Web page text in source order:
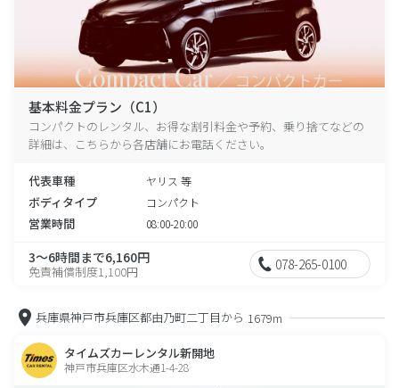
基本料金プラン（C1）
コンパクトのレンタル、お得な割引料金や予約、乗り捨てなどの
詳細は、こちらから各店舗にお電話ください。
代表車種 ヤリス 等
ボディタイプ コンパクト
営業時間 08:00-20:00
3～6時間まで6,160円
免責補償制度1,100円 078-265-0100
兵庫県神戸市兵庫区都由乃町二丁目から 1679m
タイムズカーレンタル新開地
神戸市兵庫区水木通1-4-28